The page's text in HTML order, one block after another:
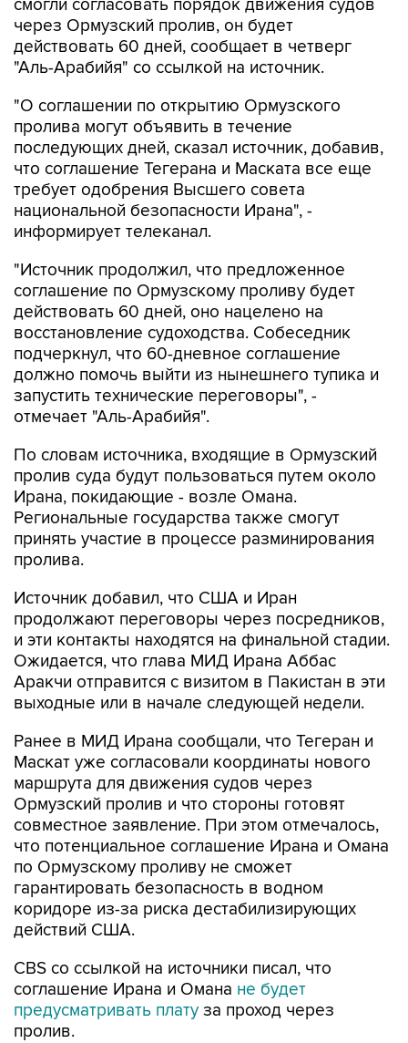
смогли согласовать порядок движения судов
через Ормузский пролив, он будет
действовать 60 дней, сообщает в четверг
"Аль-Арабийя" со ссылкой на источник.
"О соглашении по открытию Ормузского
пролива могут объявить в течение
последующих дней, сказал источник, добавив,
что соглашение Тегерана и Маската все еще
требует одобрения Высшего совета
национальной безопасности Ирана", -
информирует телеканал.
"Источник продолжил, что предложенное
соглашение по Ормузскому проливу будет
действовать 60 дней, оно нацелено на
восстановление судоходства. Собеседник
подчеркнул, что 60-дневное соглашение
должно помочь выйти из нынешнего тупика и
запустить технические переговоры", -
отмечает "Аль-Арабийя".
По словам источника, входящие в Ормузский
пролив суда будут пользоваться путем около
Ирана, покидающие - возле Омана.
Региональные государства также смогут
принять участие в процессе разминирования
пролива.
Источник добавил, что США и Иран
продолжают переговоры через посредников,
и эти контакты находятся на финальной стадии.
Ожидается, что глава МИД Ирана Аббас
Аракчи отправится с визитом в Пакистан в эти
выходные или в начале следующей недели.
Ранее в МИД Ирана сообщали, что Тегеран и
Маскат уже согласовали координаты нового
маршрута для движения судов через
Ормузский пролив и что стороны готовят
совместное заявление. При этом отмечалось,
что потенциальное соглашение Ирана и Омана
по Ормузскому проливу не сможет
гарантировать безопасность в водном
коридоре из-за риска дестабилизирующих
действий США.
CBS со ссылкой на источники писал, что
соглашение Ирана и Омана не будет
предусматривать плату за проход через
пролив.